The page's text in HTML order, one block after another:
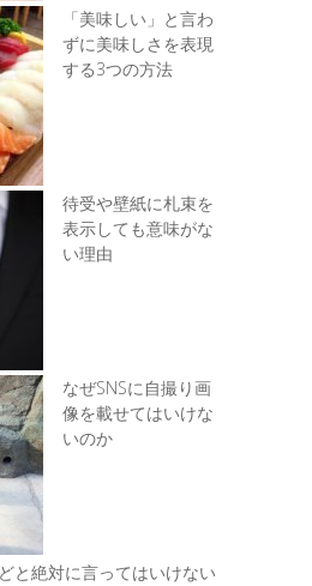
「美味しい」と言わ
ずに美味しさを表現
する3つの方法
待受や壁紙に札束を
表示しても意味がな
い理由
なぜSNSに自撮り画
像を載せてはいけな
いのか
と絶対に言ってはいけない